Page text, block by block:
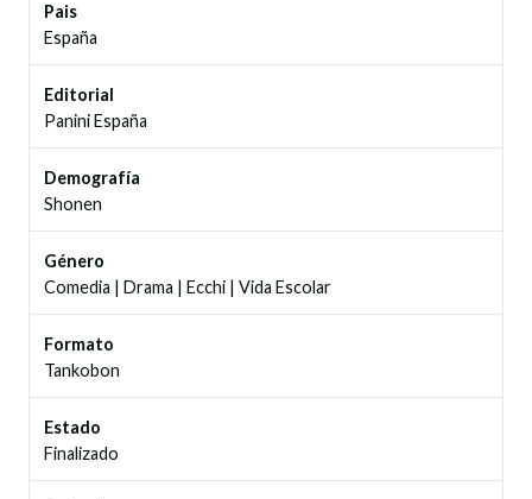
Pais
España
Editorial
Panini España
Demografía
Shonen
Género
Comedia | Drama | Ecchi | Vida Escolar
Formato
Tankobon
Estado
Finalizado